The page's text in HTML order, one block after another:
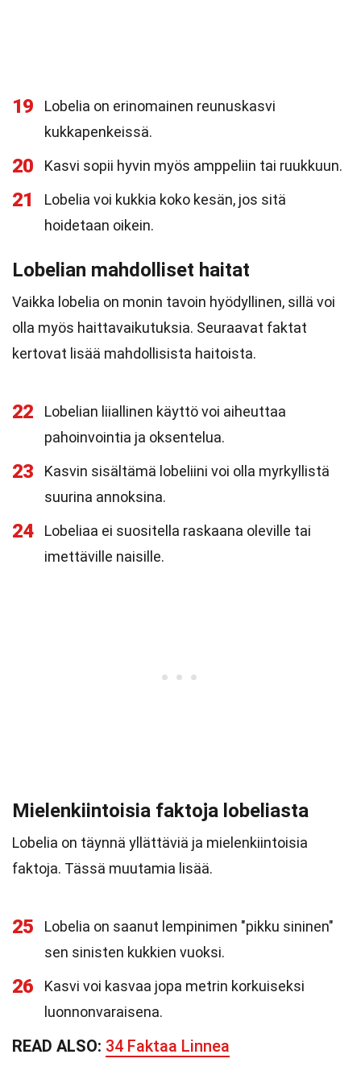
19
Lobelia on erinomainen reunuskasvi
kukkapenkeissä.
20 Kasvi sopii hyvin myös amppeliin tai ruukkuun.
21
Lobelia voi kukkia koko kesän, jos sitä
hoidetaan oikein.
Lobelian mahdolliset haitat
Vaikka lobelia on monin tavoin hyödyllinen, sillä voi
olla myös haittavaikutuksia. Seuraavat faktat
kertovat lisää mahdollisista haitoista.
22
Lobelian liiallinen käyttö voi aiheuttaa
pahoinvointia ja oksentelua.
23
Kasvin sisältämä lobeliini voi olla myrkyllistä
suurina annoksina.
24
Lobeliaa ei suositella raskaana oleville tai
imettäville naisille.
Mielenkiintoisia faktoja lobeliasta
Lobelia on täynnä yllättäviä ja mielenkiintoisia
faktoja. Tässä muutamia lisää.
25
Lobelia on saanut lempinimen "pikku sininen"
sen sinisten kukkien vuoksi.
26
Kasvi voi kasvaa jopa metrin korkuiseksi
luonnonvaraisena.
READ ALSO: 34 Faktaa Linnea